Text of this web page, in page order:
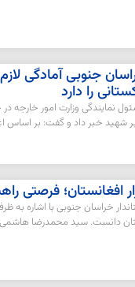
جنوبی آمادگی
را دارد
نمایندگی وزارت امور خارجه
شهید خبر داد و گفت: بر اساس
افغانستان؛ فرصتی
خراسان جنوبی با اشاره به
دانست. سید محمدرضا